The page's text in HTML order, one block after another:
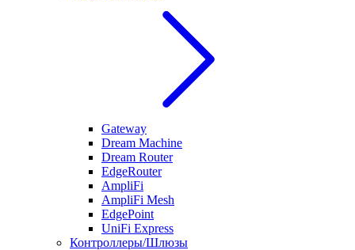
Gateway
Dream Machine
Dream Router
EdgeRouter
AmpliFi
AmpliFi Mesh
EdgePoint
UniFi Express
Контроллеры/Шлюзы